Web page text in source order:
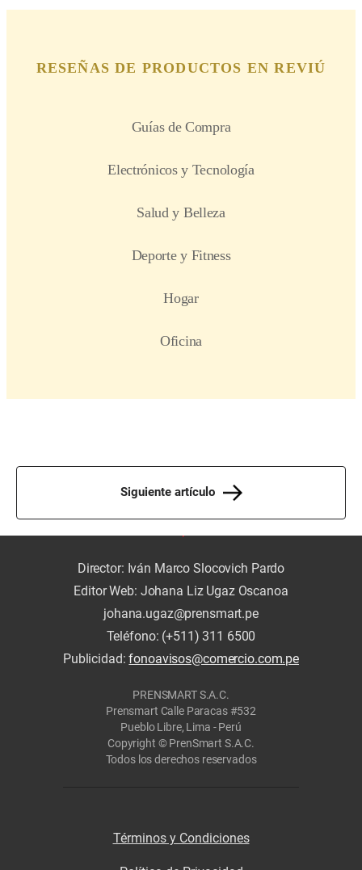
Siguiente artículo
Director: Iván Marco Slocovich Pardo
Editor Web: Johana Liz Ugaz Oscanoa
johana.ugaz@prensmart.pe
Teléfono: (+511) 311 6500
Publicidad:fonoavisos@comercio.com.pe
PRENSMART S.A.C.
Prensmart Calle Paracas #532
Pueblo Libre, Lima - Perú
Copyright © PrenSmart S.A.C.
Todos los derechos reservados
Términos y Condiciones